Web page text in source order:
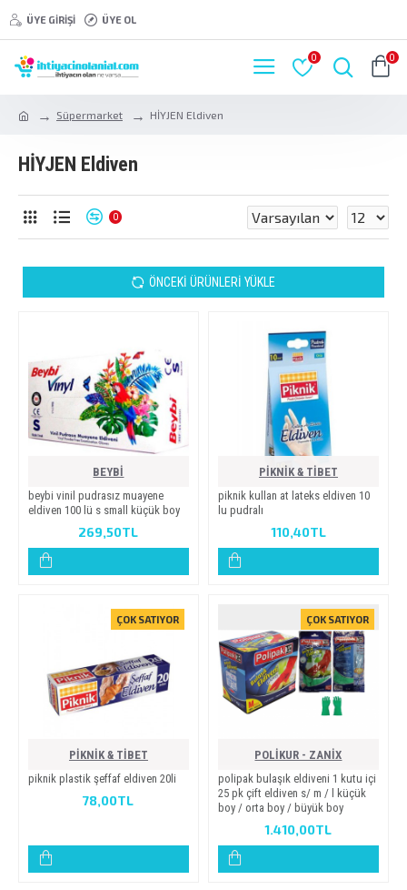
ÜYE GIRIŞI ÜYE OL
0 0
Süpermarket HİYJEN Eldiven
HİYJEN Eldiven
0
ÖNCEKI ÜRÜNLERI YÜKLE
BEYBİ
beybi̇ vi̇ni̇l pudrasiz muayene
eldi̇ven 100 lü s small küçük boy
269,50TL
PİKNİK & TİBET
pi̇kni̇k kullan at lateks eldi̇ven 10
lu pudrali
110,40TL
ÇOK SATIYOR
PİKNİK & TİBET
pi̇kni̇k plasti̇k şeffaf eldi̇ven 20li̇
78,00TL
ÇOK SATIYOR
POLİKUR - ZANİX
poli̇pak bulaşik eldi̇veni̇ 1 kutu i̇çi̇
25 pk çi̇ft eldi̇ven s/ m / l küçük
boy / orta boy / büyük boy
1.410,00TL